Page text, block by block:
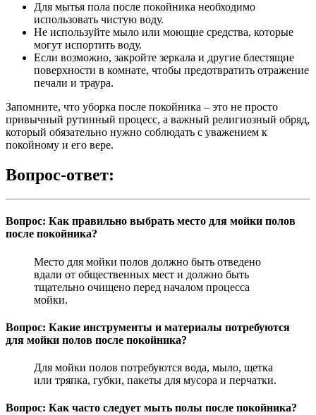
Для мытья пола после покойника необходимо
использовать чистую воду.
Не используйте мыло или моющие средства, которые
могут испортить воду.
Если возможно, закройте зеркала и другие блестящие
поверхности в комнате, чтобы предотвратить отражение
печали и траура.
Запомните, что уборка после покойника – это не просто
привычный рутинный процесс, а важный религиозный обряд,
который обязательно нужно соблюдать с уважением к
покойному и его вере.
Вопрос-ответ:
Вопрос: Как правильно выбрать место для мойки полов
после покойника?
Место для мойки полов должно быть отведено
вдали от общественных мест и должно быть
тщательно очищено перед началом процесса
мойки.
Вопрос: Какие инструменты и материалы потребуются
для мойки полов после покойника?
Для мойки полов потребуются вода, мыло, щетка
или тряпка, губки, пакеты для мусора и перчатки.
Вопрос: Как часто следует мыть полы после покойника?